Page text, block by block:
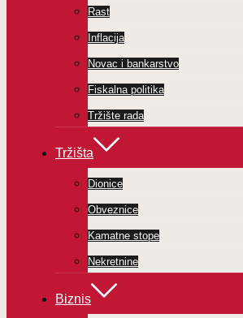
Rast
Inflacija
Novac i bankarstvo
Fiskalna politika
Tržište rada
Tržišta
Dionice
Obveznice
Kamatne stope
Nekretnine
Biznis